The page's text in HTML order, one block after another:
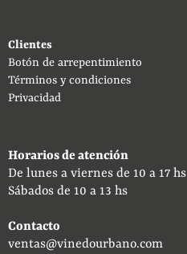
Clientes
Botón de arrepentimiento
Términos y condiciones
Privacidad
Horarios de atención
De lunes a viernes de 10 a 17 hs
Sábados de 10 a 13 hs
Contacto
ventas@vinedourbano.com